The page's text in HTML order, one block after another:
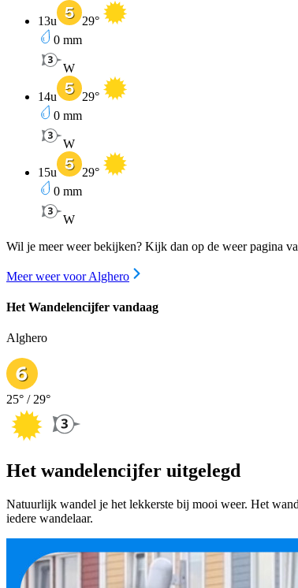
13u 29°
0 mm
W
14u 29°
0 mm
W
15u 29°
0 mm
W
Wil je meer weer bekijken? Kijk dan op de weer pagina
Meer weer voor Alghero
Het Wandelencijfer vandaag
Alghero
25° / 29°
Het wandelencijfer uitgelegd
Natuurlijk wandel je het lekkerste bij mooi weer. Het
iedere wandelaar.